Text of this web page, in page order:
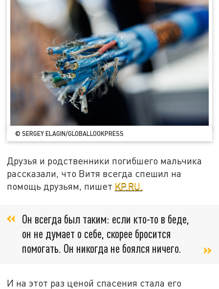
© SERGEY ELAGIN/GLOBALLOOKPRESS
Друзья и родственники погибшего мальчика
рассказали, что Витя всегда спешил на
помощь друзьям, пишет KP.RU.
Он всегда был таким: если кто-то в беде,
он не думает о себе, скорее бросится
помогать. Он никогда не боялся ничего.
И на этот раз ценой спасения стала его